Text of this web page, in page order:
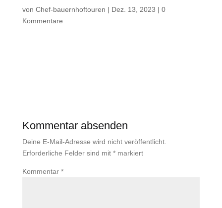
von Chef-bauernhoftouren | Dez. 13, 2023 | 0
Kommentare
Kommentar absenden
Deine E-Mail-Adresse wird nicht veröffentlicht.
Erforderliche Felder sind mit *markiert
Kommentar *